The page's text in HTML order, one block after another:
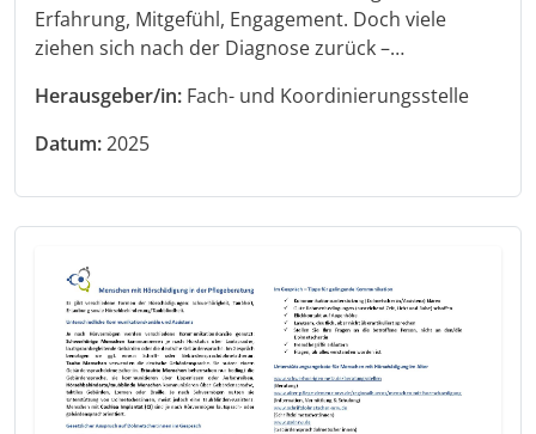
Erfahrung, Mitgefühl, Engagement. Doch viele
ziehen sich nach der Diagnose zurück –…
Herausgeber/in: Fach- und Koordinierungsstelle
Datum:2025